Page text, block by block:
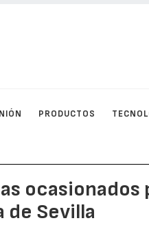
PRODUCTOS
ocasionados
Sevilla